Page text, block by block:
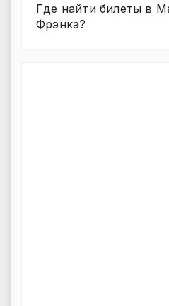
Где найти билеты в
Фрэнка?